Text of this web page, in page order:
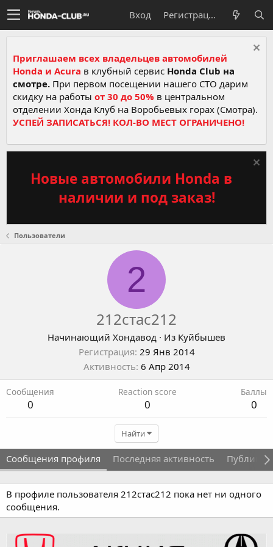
Вход Регистрация
Приглашаем всех владельцев автомобилей
Honda и Acura в клубный сервис Honda Club на
смотре. При первом посещении нашего СТО дарим
скидку на работы от 30 до 50% в центральном
отделении Хонда Клуб на Воробьевых горах (Смотра).
УСПЕЙ ЗАПИСАТЬСЯ! КОЛ-ВО МЕСТ ОГРАНИЧЕНО!
Новые автомобили Honda в
наличии и под заказ!
Пользователи
2
212стас212
Начинающий Хондавод · Из Куйбышев
Регистрация 29 Янв 2014
Активность 6 Апр 2014
Сообщения
0
Reaction score
0
Баллы
0
Найти
Сообщения профиля Последняя активность
В профиле пользователя 212стас212 пока нет ни одного
сообщения.